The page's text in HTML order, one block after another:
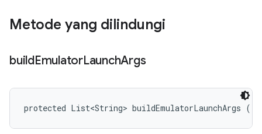
Metode yang dilindungi
buildEmulatorLaunchArgs
protected List<String> buildEmulatorLaunchArgs ()